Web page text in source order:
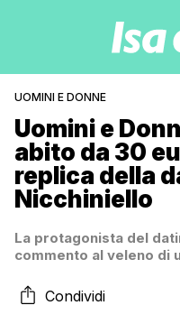
UOMINI E DONNE
Uomini e
abito da 30
replica della
Nicchiniello
La protagonista del
commento al veleno di
Condividi